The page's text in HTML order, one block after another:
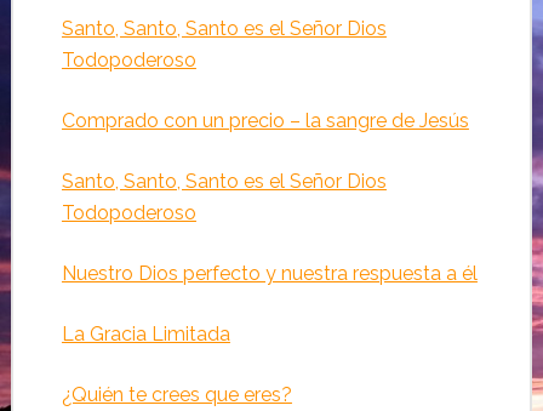
Santo, Santo, Santo es el Señor Dios
Todopoderoso
Comprado con un precio – la sangre de Jesús
Santo, Santo, Santo es el Señor Dios
Todopoderoso
Nuestro Dios perfecto y nuestra respuesta a él
La Gracia Limitada
¿Quién te crees que eres?